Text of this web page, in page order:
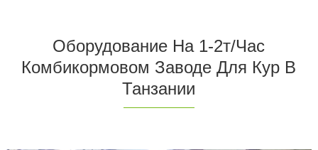
Оборудование На 1-2т/час
Комбикормовом Заводе Для Кур В
Танзании